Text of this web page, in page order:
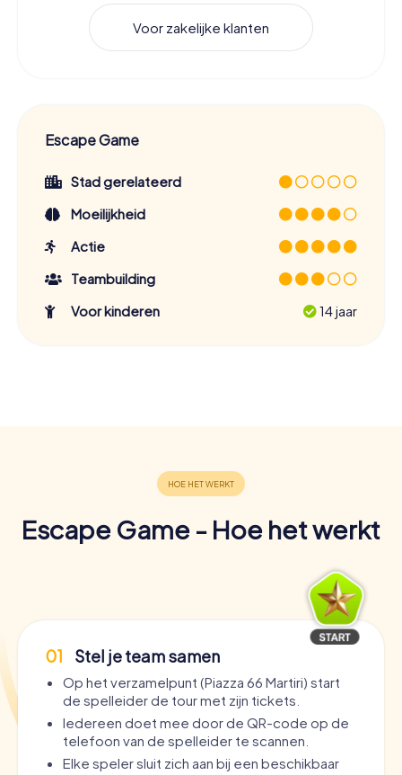
Voor zakelijke klanten
Escape Game
Stad gerelateerd
Moeilijkheid
Actie
Teambuilding
Voor kinderen
14 jaar
Escape Game - Hoe het werkt
01 Stel je team samen
Op het verzamelpunt (Piazza 66 Martiri) start
de spelleider de tour met zijn tickets.
Iedereen doet mee door de QR-code op de
telefoon van de spelleider te scannen.
Elke speler sluit zich aan bij een beschikbaar